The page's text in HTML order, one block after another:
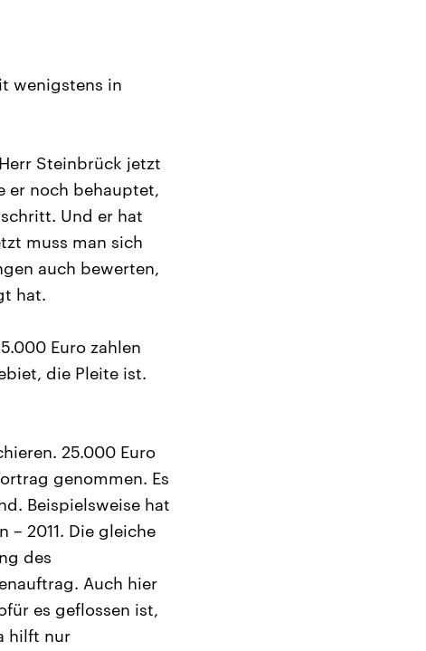
wenigstens in
Steinbrück jetzt
er noch behauptet,
Und er hat
muss man sich
auch bewerten,
hat.
Euro zahlen
die Pleite ist.
25.000 Euro
genommen. Es
Beispielsweise hat
– 2011. Die gleiche
des
Auch hier
es geflossen ist,
hilft nur